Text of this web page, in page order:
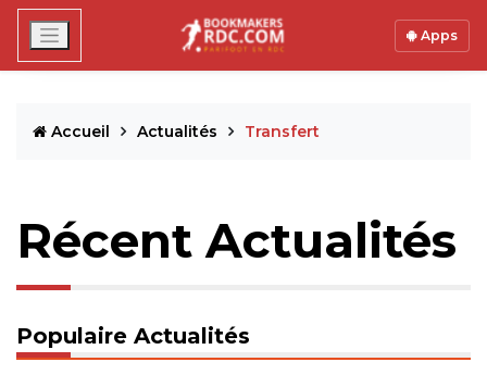
Apps
Accueil Actualités Transfert
Récent Actualités
Populaire Actualités